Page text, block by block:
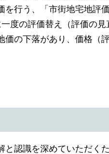
行う、「市街地宅地評
度の評価替え（評価の
価の下落があり、価格（
と認識を深めていただく